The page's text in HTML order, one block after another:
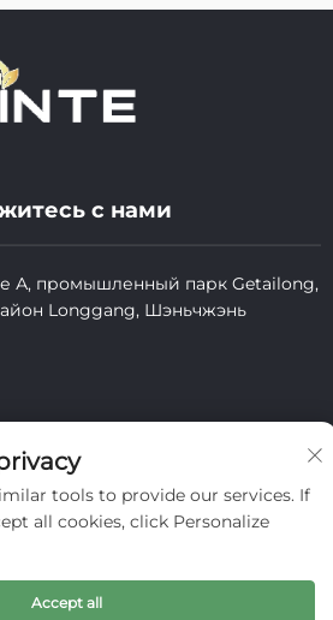
с нами
А, промышленный парк Getailong,
Longgang, Шэньчжэнь
Inte Cosmetics (Shenzhen) Co., Ltd.
tools to provide our services. If
all cookies, click Personalize
Accept all